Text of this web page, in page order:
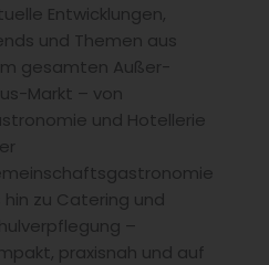
Entwicklungen,
und Themen aus
gesamten Außer-
Markt – von
und Hotellerie
hin zu Catering und
–
praxisnah und auf